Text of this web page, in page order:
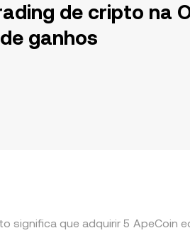
de cripto na
ganhos
que adquirir 5 ApeCoin